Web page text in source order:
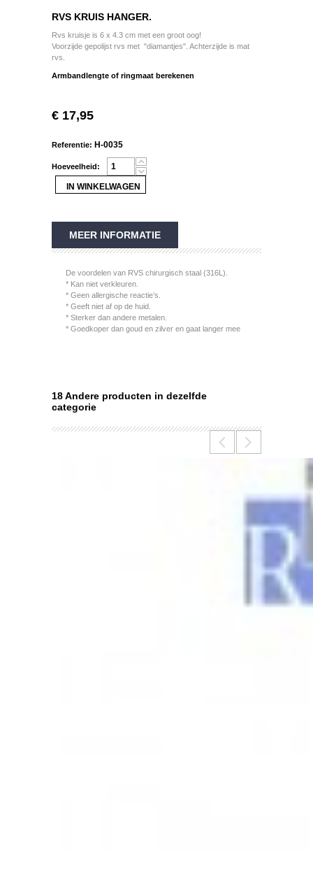
RVS KRUIS HANGER.
Rvs kruisje is 6 x 4.3 cm met een groot oog!
Voorzijde gepolijst rvs met "diamantjes". Achterzijde is mat
rvs.
Armbandlengte of ringmaat berekenen
€ 17,95
Referentie: H-0035
Hoeveelheid:
MEER INFORMATIE
De voordelen van RVS chirurgisch staal (316L).
* Kan niet verkleuren.
* Geen allergische reactie’s.
* Geeft niet af op de huid.
* Sterker dan andere metalen.
* Goedkoper dan goud en zilver en gaat langer mee
18 Andere producten in dezelfde
categorie